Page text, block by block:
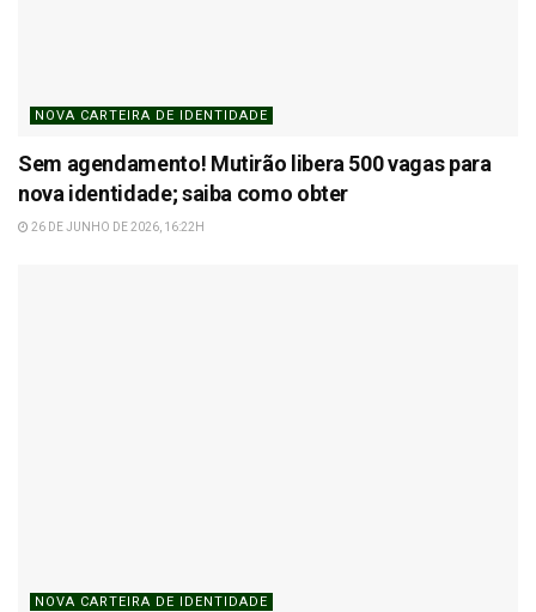
NOVA CARTEIRA DE IDENTIDADE
Sem agendamento! Mutirão libera 500 vagas para
nova identidade; saiba como obter
26 DE JUNHO DE 2026, 16:22H
NOVA CARTEIRA DE IDENTIDADE